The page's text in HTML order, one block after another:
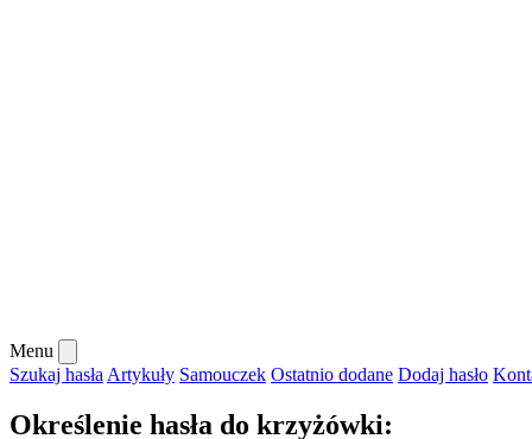
Menu
Szukaj hasła Artykuły Samouczek Ostatnio dodane Dodaj hasło
Określenie hasła do krzyżówki: